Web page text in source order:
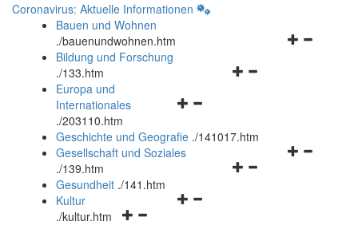
Coronavirus: Aktuelle Informationen
Bauen und Wohnen
./bauenundwohnen.htm
Navigationsmenü
Bildung und Forschung
./133.htm
Navigationsmenü
und
schließen
Europa und
Internationales
./203110.htm
Geschichte und Geografie ./141017.htm
Navigationsmenü
Gesellschaft und Soziales
./139.htm
Navigationsmenü
Gesundheit ./141.htm
Navigationsmenü
Kultur
./kultur.htm